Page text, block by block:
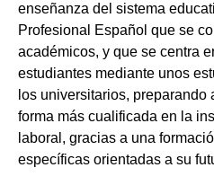
enseñanza del sistema
Profesional Español que se
académicos, y que se centra
estudiantes mediante unos
los universitarios, preparando
forma más cualificada en la
laboral, gracias a una
específicas orientadas a su